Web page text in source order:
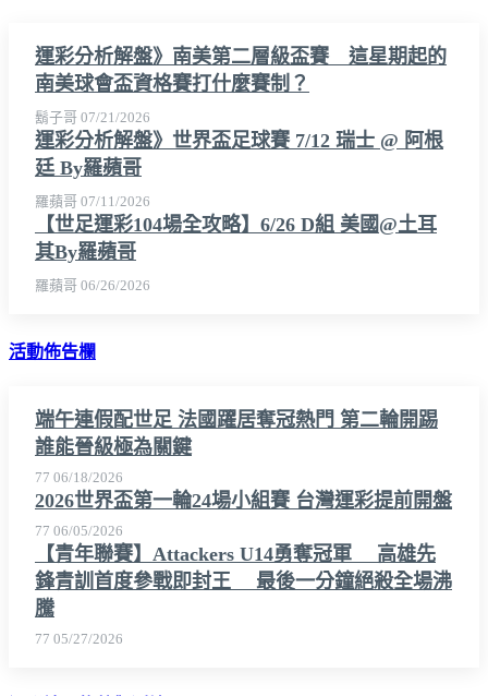
運彩分析解盤》南美第二層級盃賽 這星期起的
南美球會盃資格賽打什麼賽制？
鬍子哥 07/21/2026
運彩分析解盤》世界盃足球賽 7/12 瑞士 @ 阿根
廷 By羅蘋哥
羅蘋哥 07/11/2026
【世足運彩104場全攻略】6/26 D組 美國@土耳
其By羅蘋哥
羅蘋哥 06/26/2026
活動佈告欄
端午連假配世足 法國躍居奪冠熱門 第二輪開踢
誰能晉級極為關鍵
77 06/18/2026
2026世界盃第一輪24場小組賽 台灣運彩提前開盤
77 06/05/2026
【青年聯賽】Attackers U14勇奪冠軍 高雄先
鋒青訓首度參戰即封王 最後一分鐘絕殺全場沸
騰
77 05/27/2026